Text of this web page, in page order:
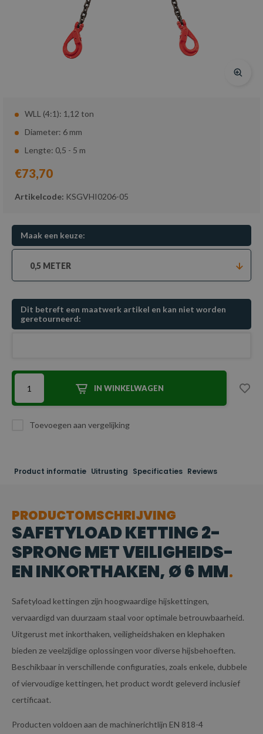
WLL (4:1): 1,12 ton
Diameter: 6 mm
Lengte: 0,5 - 5 m
€73,70
Artikelcode: KSGVHI0206-05
Maak een keuze:
0,5 METER
Dit betreft een maatwerk artikel en kan niet worden
geretourneerd:
IN WINKELWAGEN
Toevoegen aan vergelijking
Product informatie Uitrusting Specificaties Reviews
PRODUCTOMSCHRIJVING
SAFETYLOAD KETTING 2-
SPRONG MET VEILIGHEIDS-
EN INKORTHAKEN, Ø 6 MM
Safetyload kettingen zijn hoogwaardige hijskettingen,
vervaardigd van duurzaam staal voor optimale betrouwbaarheid.
Uitgerust met inkorthaken, veiligheidshaken en klephaken
bieden ze veelzijdige oplossingen voor diverse hijsbehoeften.
Beschikbaar in verschillende configuraties, zoals enkele, dubbele
of viervoudige kettingen, het product wordt geleverd inclusief
certificaat.
Producten voldoen aan de machinerichtlijn EN 818-4